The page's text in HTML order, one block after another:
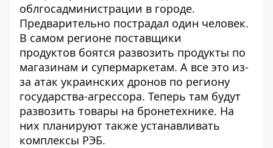
облгосадминистрации в городе.
Предварительно пострадал один человек.
В самом регионе поставщики
продуктов боятся развозить продукты по
магазинам и супермаркетам. А все это из-
за атак украинских дронов по региону
государства-агрессора. Теперь там будут
развозить товары на бронетехнике. На
них планируют также устанавливать
комплексы РЭБ.